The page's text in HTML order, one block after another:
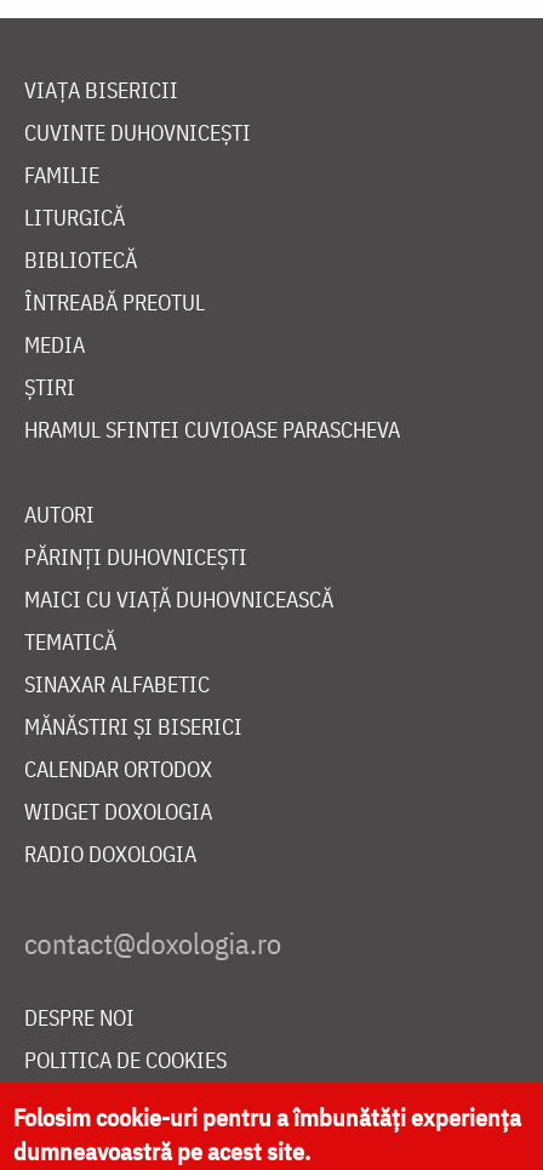
VIAȚA BISERICII
CUVINTE DUHOVNICEȘTI
FAMILIE
LITURGICĂ
BIBLIOTECĂ
ÎNTREABĂ PREOTUL
MEDIA
ȘTIRI
HRAMUL SFINTEI CUVIOASE PARASCHEVA
AUTORI
PĂRINȚI DUHOVNICEȘTI
MAICI CU VIAȚĂ DUHOVNICEASCĂ
TEMATICĂ
SINAXAR ALFABETIC
MĂNĂSTIRI ȘI BISERICI
CALENDAR ORTODOX
WIDGET DOXOLOGIA
RADIO DOXOLOGIA
DESPRE NOI
POLITICA DE COOKIES
DONEAZĂ ONLINE PENTRU CATEDRALA NAȚIONALĂ
Folosim cookie-uri pentru a îmbunătăți experiența
dumneavoastră pe acest site.